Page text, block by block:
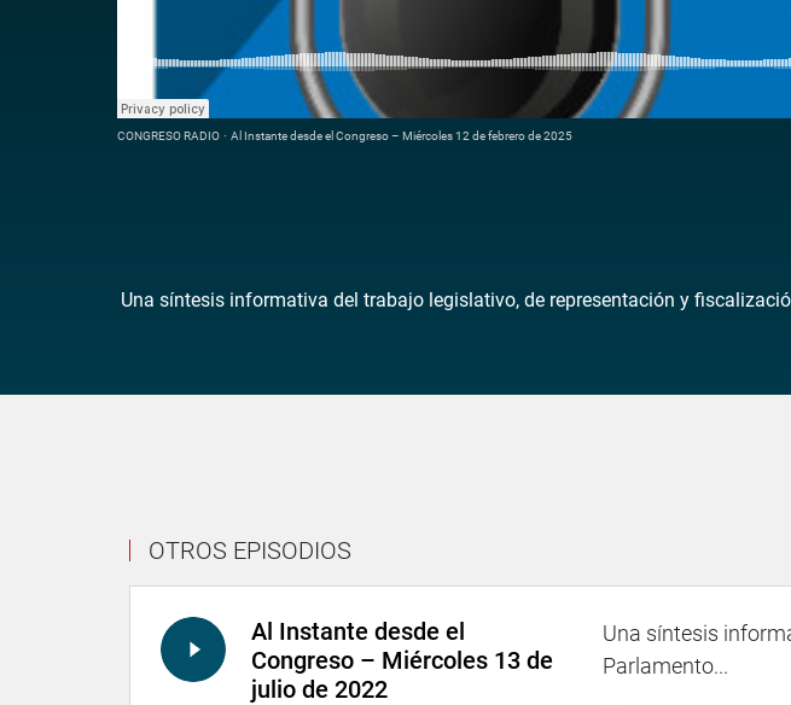
CONGRESO RADIO · Al Instante desde el Congreso – Miércoles 12 de febrero de 2025
Una síntesis informativa del trabajo legislativo, de representación y
OTROS EPISODIOS
Al Instante desde el
Congreso – Miércoles 13 de
julio de 2022
Una síntesis
Parlamento...